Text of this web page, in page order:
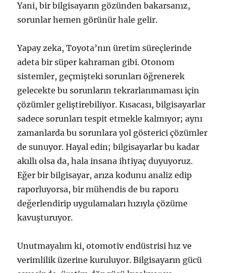
Yani, bir bilgisayarın gözünden bakarsanız,
sorunlar hemen görünür hale gelir.
Yapay zeka, Toyota’nın üretim süreçlerinde
adeta bir süper kahraman gibi. Otonom
sistemler, geçmişteki sorunları öğrenerek
gelecekte bu sorunların tekrarlanmaması için
çözümler geliştirebiliyor. Kısacası, bilgisayarlar
sadece sorunları tespit etmekle kalmıyor; aynı
zamanlarda bu sorunlara yol gösterici çözümler
de sunuyor. Hayal edin; bilgisayarlar bu kadar
akıllı olsa da, hala insana ihtiyaç duyuyoruz.
Eğer bir bilgisayar, arıza kodunu analiz edip
raporluyorsa, bir mühendis de bu raporu
değerlendirip uygulamaları hızıyla çözüme
kavuşturuyor.
Unutmayalım ki, otomotiv endüstrisi hız ve
verimlilik üzerine kuruluyor. Bilgisayarın gücü